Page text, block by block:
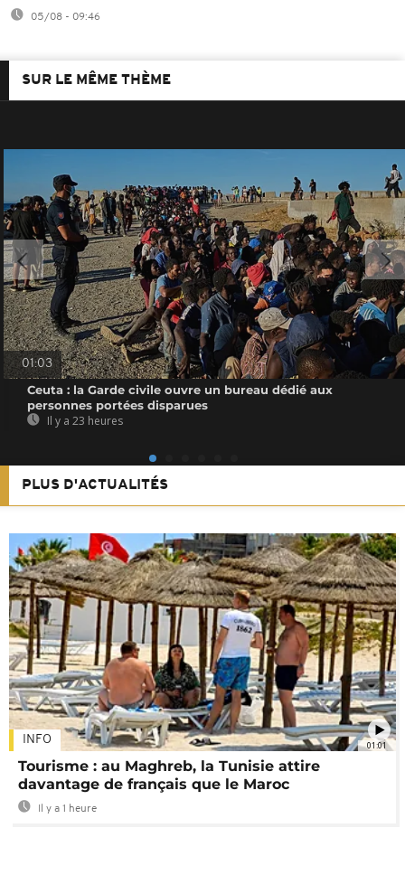
05/08 - 09:46
SUR LE MÊME THÈME
01:03
Ceuta : la Garde civile ouvre un bureau dédié aux
personnes portées disparues
Il y a 23 heures
PLUS D'ACTUALITÉS
01:01
INFO
Tourisme : au Maghreb, la Tunisie attire
davantage de français que le Maroc
Il y a 1 heure